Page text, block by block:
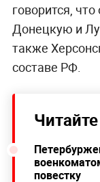
говорится,
Донецкую и
также
составе РФ.
повестку